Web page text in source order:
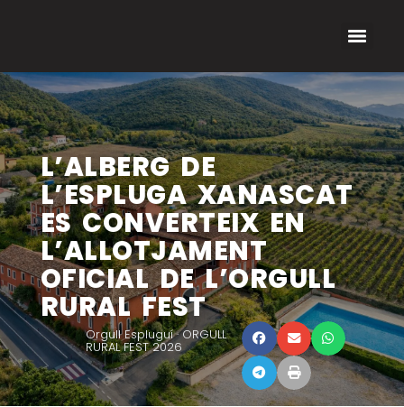
L’ALBERG DE
L’ESPLUGA XANASCAT
ES CONVERTEIX EN
L’ALLOTJAMENT
OFICIAL DE L’ORGULL
RURAL FEST
Orgull Espluguí · ORGULL
RURAL FEST 2026